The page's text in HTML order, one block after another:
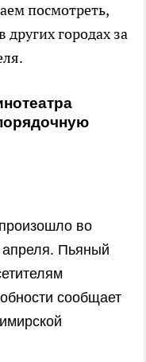
посмотреть,
городах за
во
Пьяный
сообщает